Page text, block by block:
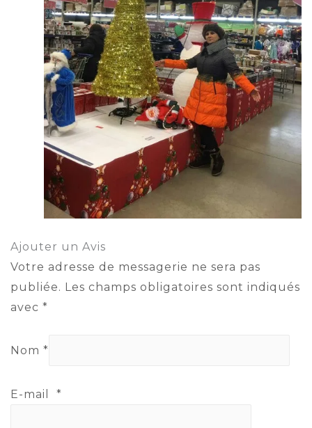
Ajouter un Avis
Votre adresse de messagerie ne sera pas
publiée. Les champs obligatoires sont indiqués
avec *
Nom *
E-mail *